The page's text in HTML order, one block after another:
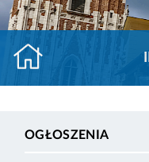
OGŁOSZENIA